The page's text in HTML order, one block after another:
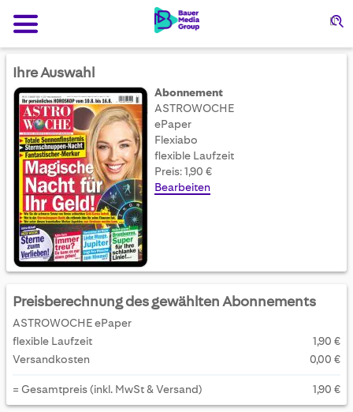
Ihre Auswahl
Abonnement
ASTROWOCHE
ePaper
Flexiabo
flexible Laufzeit
Preis: 1,90 €
Bearbeiten
Preisberechnung des gewählten Abonnements
ASTROWOCHE ePaper
flexible Laufzeit
1,90 €
Versandkosten
0,00 €
= Gesamtpreis (inkl. MwSt & Versand) 1,90 €